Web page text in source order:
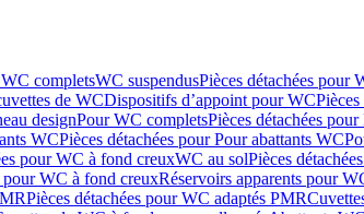
completsWC suspendusPièces détachées pour
de WCDispositifs d’appoint pour WC
designPour WC completsPièces détachées
WCPièces détachées pour Pour abattants WC
pour WC à fond creuxWC au solPièces
pour WC à fond creuxRéservoirs apparents pour
Pièces détachées pour WC adaptés PMR